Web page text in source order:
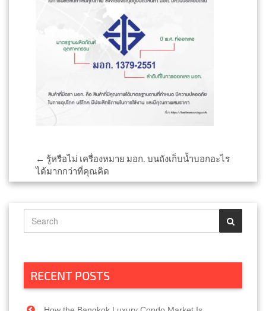
Post
navigation
← รู้หรือไม่ เครื่องหมาย มอก. บนถังเก็บน้ำบอกอะไร
ได้มากกว่าที่คุณคิด
RECENT POSTS